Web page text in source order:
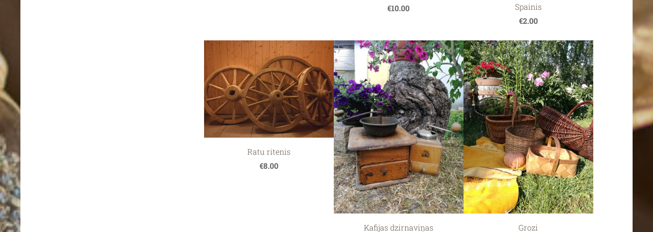
€10.00
Spainis
€2.00
Ratu ritenis
€8.00
Kafijas dzirnaviņas
Grozi